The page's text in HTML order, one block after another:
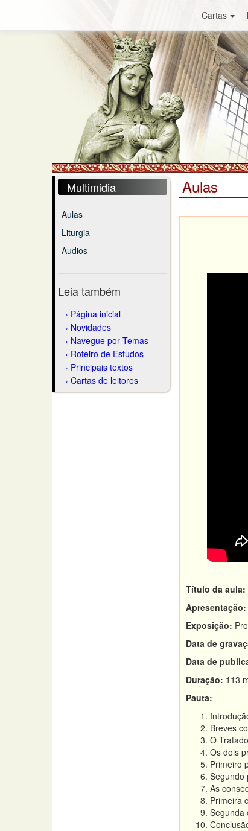
Cartas
Multimidia
Aulas
Liturgia
Audios
Leia também
Página inicial
Novidades
Navegue por Temas
Roteiro de Estudos
Principais textos
Cartas de leitores
Aulas
Título da aula:
Apresentação:
Exposição:
Data de
Data de
Duração: 113
Pauta:
Breves
O
Os dois
Primeiro
Segundo
As
Primeira
Segunda